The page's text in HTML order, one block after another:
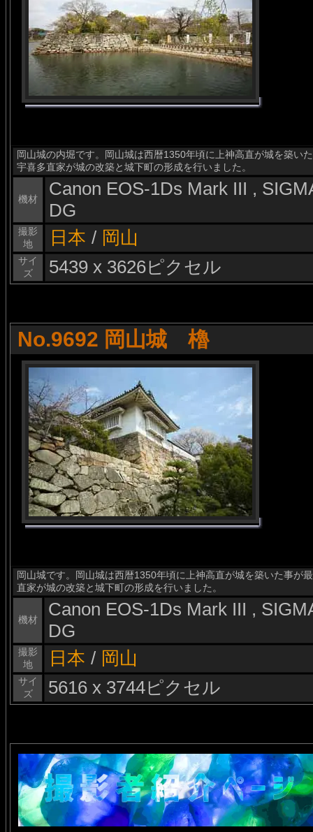
岡山城の内堀です。岡山城は西暦1350年頃に上神高直が城を築い
宇喜多直家が城の改築と城下町の形成を行いました。
機材
Canon EOS-1Ds Mark III ,
DG
撮影
地
日本 / 岡山
サイ
ズ
5439 x 3626ピクセル
No.9692 岡山城 櫓
岡山城です。岡山城は西暦1350年頃に上神高直が城を築いた事が
直家が城の改築と城下町の形成を行いました。
機材
Canon EOS-1Ds Mark III ,
DG
撮影
地
日本 / 岡山
サイ
ズ
5616 x 3744ピクセル